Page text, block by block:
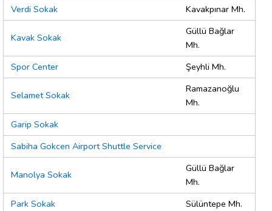
Verdi Sokak
Kavakpınar Mh.
Kavak Sokak
Güllü Bağlar
Mh.
Spor Center
Şeyhli Mh.
Selamet Sokak
Ramazanoğlu
Mh.
Garip Sokak
Sabiha Gokcen Airport Shuttle Service
Manolya Sokak
Güllü Bağlar
Mh.
Park Sokak
Sülüntepe Mh.